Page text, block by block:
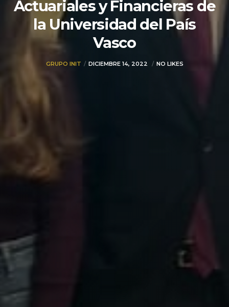
Actuariales y Financieras de
la Universidad del País
Vasco
GRUPO INIT DICIEMBRE 14, 2022 NO LIKES